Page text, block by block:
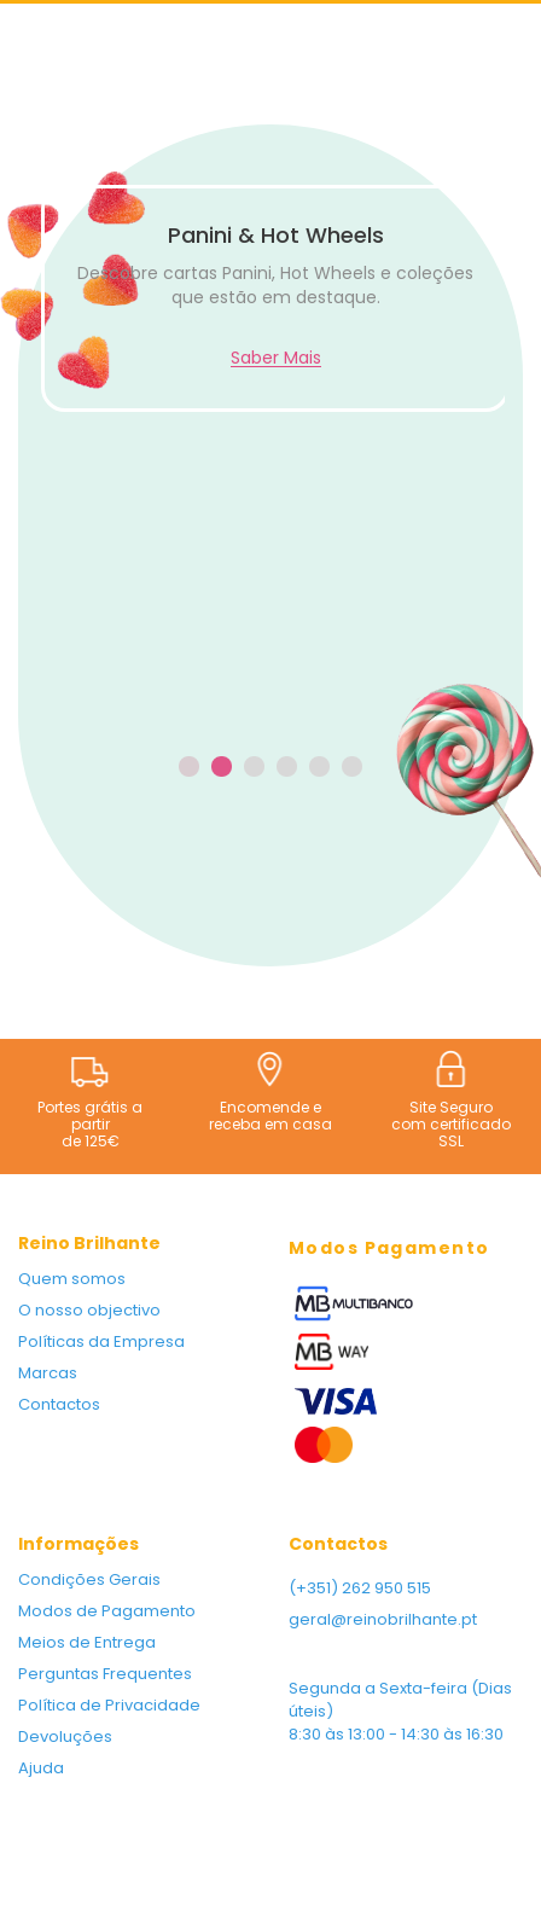
Portes grátis a
partir
de 125€
Encomende e
receba em casa
Site Seguro
com certificado
SSL
Reino Brilhante
Quem somos
O nosso objectivo
Políticas da Empresa
Marcas
Contactos
Modos Pagamento
Informações
Condições Gerais
Modos de Pagamento
Meios de Entrega
Perguntas Frequentes
Política de Privacidade
Devoluções
Ajuda
Contactos
(+351) 262 950 515
geral@reinobrilhante.pt
Segunda a Sexta-feira (Dias
úteis)
8:30 às 13:00 - 14:30 às 16:30